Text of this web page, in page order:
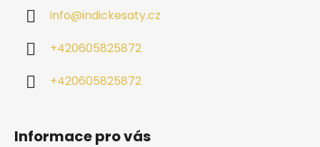
info@indickesaty.cz
+420605825872
+420605825872
Informace pro vás